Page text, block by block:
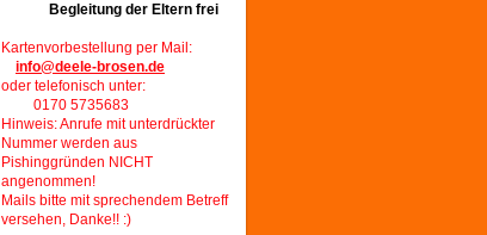
Begleitung der Eltern frei
Kartenvorbestellung per Mail:
info@deele-brosen.de
oder telefonisch unter:
0170 5735683
Hinweis: Anrufe mit unterdrückter
Nummer werden aus
Pishinggründen NICHT
angenommen!
Mails bitte mit sprechendem Betreff
versehen, Danke!! :)